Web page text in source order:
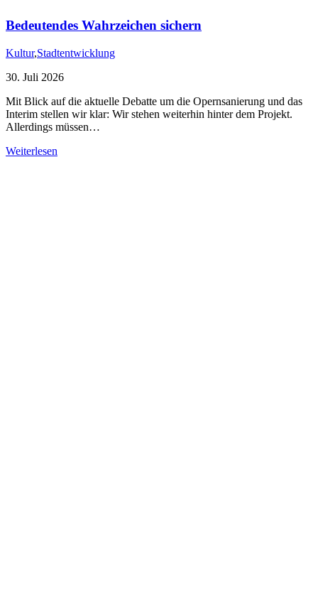
Bedeutendes Wahrzeichen sichern
Kultur,Stadtentwicklung
30. Juli 2026
Mit Blick auf die aktuelle Debatte um die Opernsanierung und das
Interim stellen wir klar: Wir stehen weiterhin hinter dem Projekt.
Allerdings müssen…
Weiterlesen